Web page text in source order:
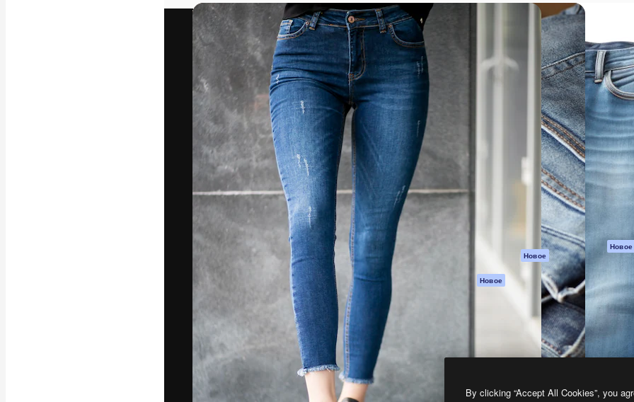
Видео
Видеоролик
Моушн-дизайн
Видеошаблоны
Иконки
3D-модели
Шрифты
Креативная платформа для создания
ваших лучших работ. Более 1 миллиона
подписчиков среди креаторов,
предприятий, агентств и студий.
Pусский
Продукция
изображений ИИ
Генератор видео
Генератор голоса
на основе ИИ
Стоковый контент
Claude/ChatGPT
Новое
Новое
Все инструменты
Magnific
Начать
Academy
Документация
Пакету ИИ
Служба
поддержки
Условия и
положения
Политика
Оригиналы
Новое
Политика файлов
cookie
Центр доверия
Партнеры
Предприятие
By clicking “Accept All Cookies”, you